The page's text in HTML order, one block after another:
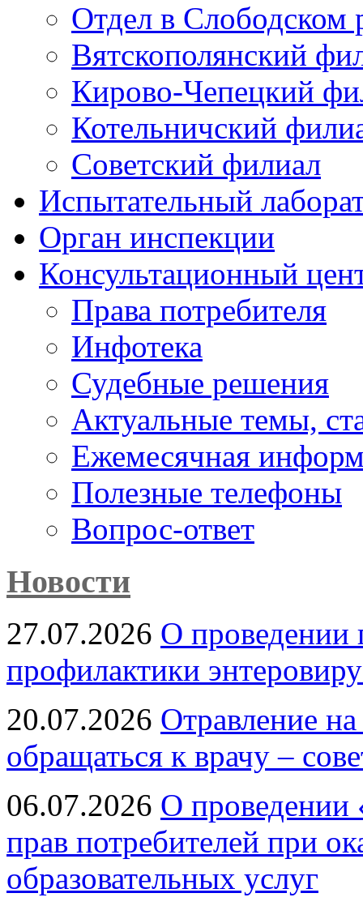
Отдел в Слободском
Вятскополянский
Кирово-Чепецкий
Котельничский
Советский филиал
Испытательный
Орган инспекции
Консультационный
Права потребителя
Инфотека
Судебные решения
Актуальные темы,
Ежемесячная
Полезные телефоны
Вопрос-ответ
Новости
27.07.2026 О проведении
профилактики
20.07.2026 Отравление
обращаться к врачу –
06.07.2026 О проведении
прав потребителей при
образовательных услуг